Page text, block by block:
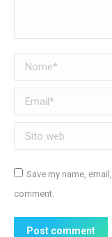
Nome *
Email *
Sito web
Save my name,
comment.
Post comment